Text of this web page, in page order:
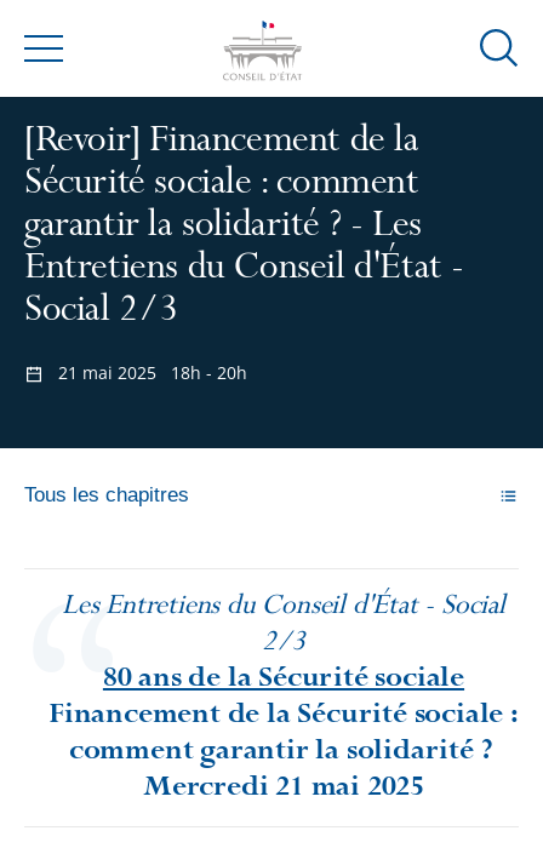
Menu
Ouvrir
[Revoir] Financement de la
Sécurité sociale : comment
garantir la solidarité ? - Les
Entretiens du Conseil d'État -
Social 2/3
21 mai 2025 18h - 20h
Tous les chapitres
Les Entretiens du Conseil d'État - Social
2/3
80 ans de la Sécurité sociale
Financement de la Sécurité sociale :
comment garantir la solidarité ?
Mercredi 21 mai 2025